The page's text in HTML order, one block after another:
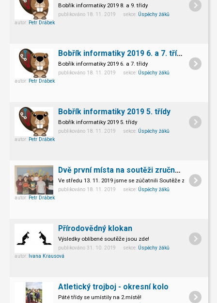
Bobřík informatiky 2019 8. a 9. třídy
publikováno 18. 11. 2019 sekce: Úspěchy žáků
autor: Petr Drábek
Bobřík informatiky 2019 6. a 7. třídy
Bobřík informatiky 2019 6. a 7. třídy
publikováno 18. 11. 2019 sekce: Úspěchy žáků
autor: Petr Drábek
Bobřík informatiky 2019 5. třídy
Bobřík informatiky 2019 5. třídy
publikováno 18. 11. 2019 sekce: Úspěchy žáků
autor: Petr Drábek
Dvě první místa na soutěži zručnosti a počítačových znalostí na SPŠ Hranice
Ve středu 13. 11. 2019 jsme se zúčatnili Soutěže zručnosti a
publikováno 18. 11. 2019 sekce: Úspěchy žáků
autor: Petr Drábek
Přírodovědný klokan
Výsledky oblíbené soutěže jsou zde!
publikováno 31. 10. 2019 sekce: Úspěchy žáků
autor: Ivana Krausová
Atletický trojboj - okresní kolo
Páté třídy se umístily na 2.místě!